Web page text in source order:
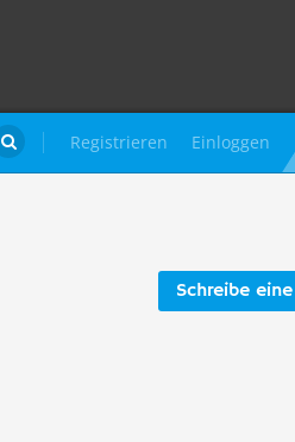
Registrieren Einloggen

Schreibe